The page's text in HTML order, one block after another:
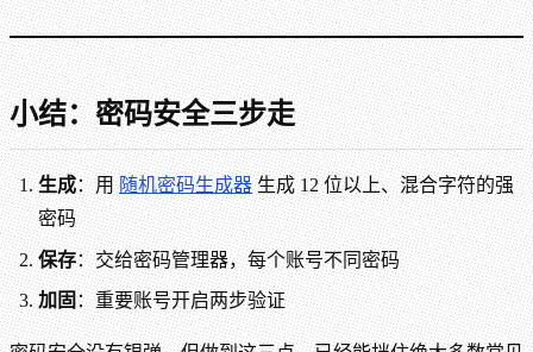
小结：密码安全三步走
生成：用随机密码生成器生成 12 位以上、混合字符的强
密码
保存：交给密码管理器，每个账号不同密码
加固：重要账号开启两步验证